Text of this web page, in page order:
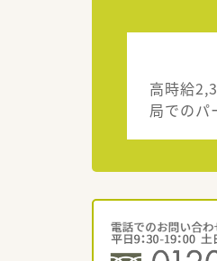
高時給
局でのパ